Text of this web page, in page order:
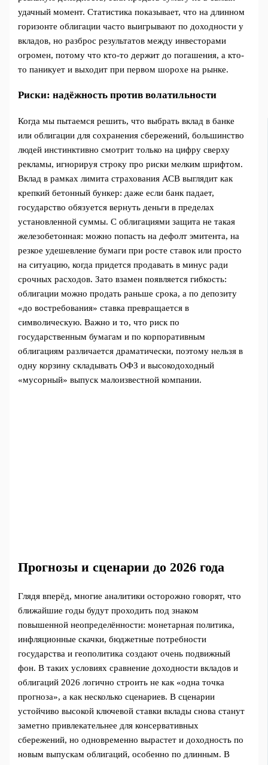
удачный момент. Статистика показывает, что на длинном
горизонте облигации часто выигрывают по доходности у
вкладов, но разброс результатов между инвесторами
огромен, потому что кто-то держит до погашения, а кто-
то паникует и выходит при первом шорохе на рынке.
Риски: надёжность против волатильности
Когда мы пытаемся решить, что выбрать вклад в банке
или облигации для сохранения сбережений, большинство
людей инстинктивно смотрит только на цифру сверху
рекламы, игнорируя строку про риски мелким шрифтом.
Вклад в рамках лимита страхования АСВ выглядит как
крепкий бетонный бункер: даже если банк падает,
государство обязуется вернуть деньги в пределах
установленной суммы. С облигациями защита не такая
железобетонная: можно попасть на дефолт эмитента, на
резкое удешевление бумаги при росте ставок или просто
на ситуацию, когда придется продавать в минус ради
срочных расходов. Зато взамен появляется гибкость:
облигации можно продать раньше срока, а по депозиту
«до востребования» ставка превращается в
символическую. Важно и то, что риск по
государственным бумагам и по корпоративным
облигациям различается драматически, поэтому нельзя в
одну корзину складывать ОФЗ и высокодоходный
«мусорный» выпуск малоизвестной компании.
Прогнозы и сценарии до 2026 года
Глядя вперёд, многие аналитики осторожно говорят, что
ближайшие годы будут проходить под знаком
повышенной неопределённости: монетарная политика,
инфляционные скачки, бюджетные потребности
государства и геополитика создают очень подвижный
фон. В таких условиях сравнение доходности вкладов и
облигаций 2026 логично строить не как «одна точка
прогноза», а как несколько сценариев. В сценарии
устойчиво высокой ключевой ставки вклады снова станут
заметно привлекательнее для консервативных
сбережений, но одновременно вырастет и доходность по
новым выпускам облигаций, особенно по длинным. В